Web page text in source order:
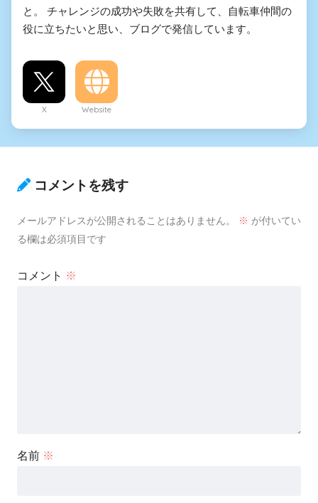
と。 チャレンジの成功や失敗を共有して、自転車仲間の
役に立ちたいと思い、ブログで発信しています。
X Website
コメントを残す
メールアドレスが公開されることはありません。 ※ が付いてい
る欄は必須項目です
コメント ※
名前 ※